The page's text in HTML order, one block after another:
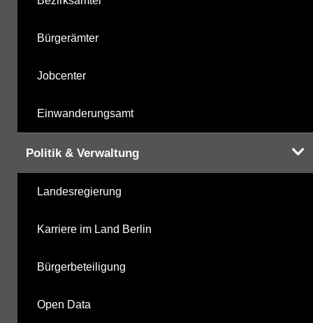
Bürgerämter
Jobcenter
Einwanderungsamt
Politik & Verwaltung
Landesregierung
Karriere im Land Berlin
Bürgerbeteiligung
Open Data